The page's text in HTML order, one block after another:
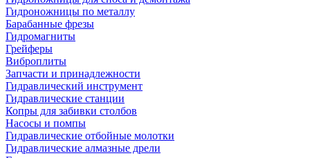
Гидроножницы по металлу
Барабанные фрезы
Гидромагниты
Грейферы
Виброплиты
Запчасти и принадлежности
Гидравлический инструмент
Гидравлические станции
Копры для забивки столбов
Насосы и помпы
Гидравлические отбойные молотки
Гидравлические алмазные дрели